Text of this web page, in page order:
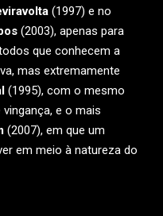
(1997) e no
(2003), apenas para
que conhecem a
mas extremamente
(1995), com o mesmo
e o mais
(2007), em que um
em meio à natureza do